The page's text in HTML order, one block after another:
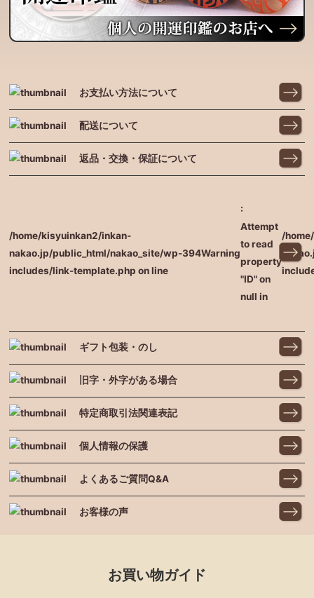
お支払い方法について
配送について
返品・交換・保証について
/home/kisyuinkan2/inkan-
nakao.jp/public_html/nakao_site/wp-
includes/link-template.php on line
394Warning
:
Attempt
to read
property
"ID" on
null in
/
ギフト包装・のし
旧字・外字がある場合
特定商取引法関連表記
個人情報の保護
よくあるご質問Q&A
お客様の声
お買い物ガイド